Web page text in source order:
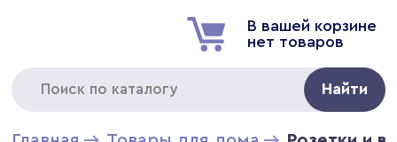
В вашей корзине
нет товаров
Найти